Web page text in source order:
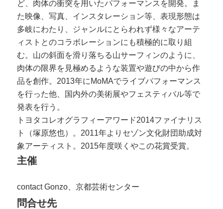
ど、肉体の衝突を用いたパフォーマンスを開発。ま
た映像、写真、インスタレーション等、表現形態は
多岐にわたり、ジャンルにとらわれず様々なアーテ
ィストとのコラボレーションにも積極的に取り組
む。山の斜面を滑り落ちる山サーフィンのように、
肉体の限界を見極めるような装置や遊びの中から作
品を創作。2013年にMoMAでライブパフォーマンス
を行った他、国内外の美術展やフェスティバル等で
発表を行う。
トヨタコレオグラフィーアワード2014ファイナリス
ト（塚原悠也）。2011年よりセゾン文化財団助成対
象アーティスト。2015年度咲くやこの花賞受賞。
主催
contact Gonzo、京都芸術センター
問合せ先